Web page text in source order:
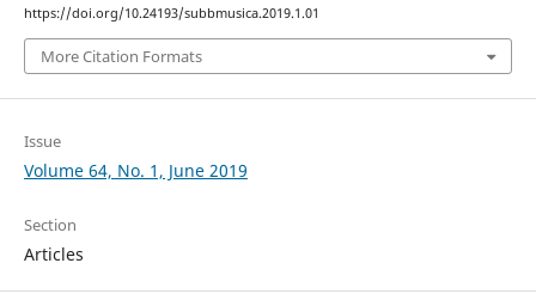
https://doi.org/10.24193/subbmusica.2019.1.01
More Citation Formats
Issue
Volume 64, No. 1, June 2019
Section
Articles